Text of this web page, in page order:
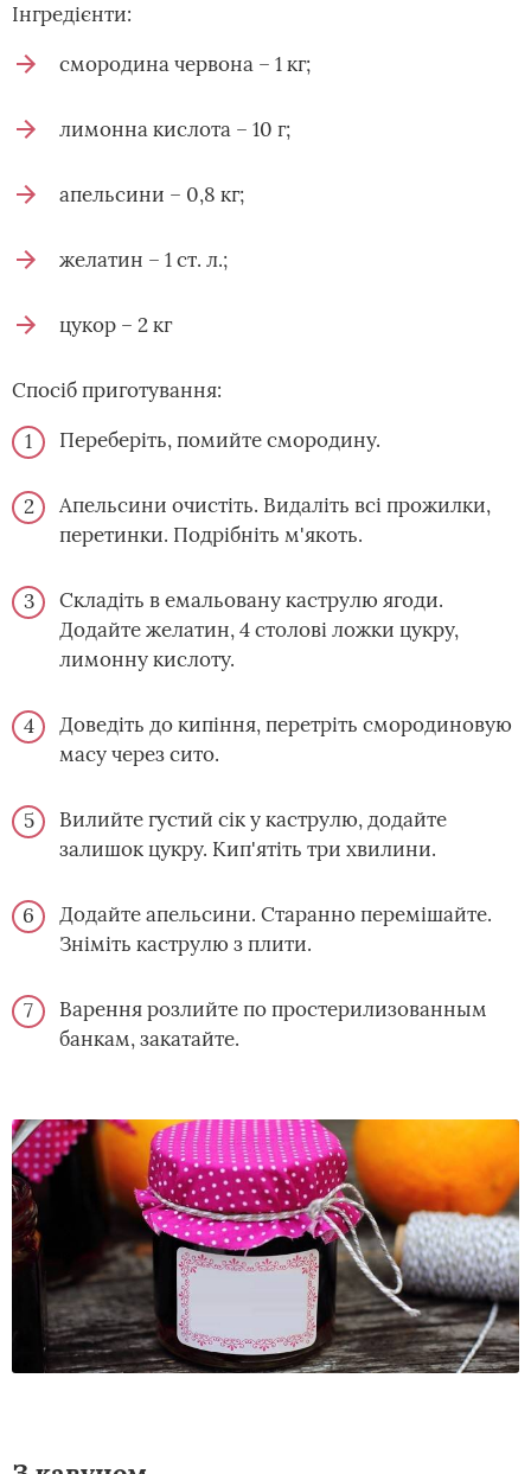
Інгредієнти:
смородина червона – 1 кг;
лимонна кислота – 10 г;
апельсини – 0,8 кг;
желатин – 1 ст. л.;
цукор – 2 кг
Спосіб приготування:
Переберіть, помийте смородину.
Апельсини очистіть. Видаліть всі прожилки,
перетинки. Подрібніть м'якоть.
Складіть в емальовану каструлю ягоди.
Додайте желатин, 4 столові ложки цукру,
лимонну кислоту.
Доведіть до кипіння, перетріть смородиновую
масу через сито.
Вилийте густий сік у каструлю, додайте
залишок цукру. Кип'ятіть три хвилини.
Додайте апельсини. Старанно перемішайте.
Зніміть каструлю з плити.
Варення розлийте по простерилизованным
банкам, закатайте.